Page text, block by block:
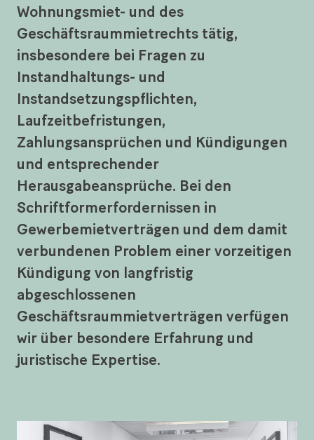
Wohnungsmiet- und des
Geschäftsraummietrechts tätig,
insbesondere bei Fragen zu
Instandhaltungs- und
Instandsetzungspflichten,
Laufzeitbefristungen,
Zahlungsansprüchen und Kündigungen
und entsprechender
Herausgabeansprüche. Bei den
Schriftformerfordernissen in
Gewerbemietverträgen und dem damit
verbundenen Problem einer vorzeitigen
Kündigung von langfristig
abgeschlossenen
Geschäftsraummietverträgen verfügen
wir über besondere Erfahrung und
juristische Expertise.